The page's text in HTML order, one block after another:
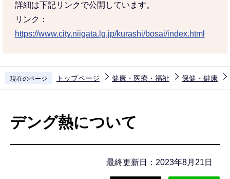
詳細は下記リンクで公開しています。
リンク：
https://www.city.niigata.lg.jp/kurashi/bosai/index.html
現在のページ トップページ 健康・医療・福祉 保健・健康
デング熱について
最終更新日：2023年8月21日